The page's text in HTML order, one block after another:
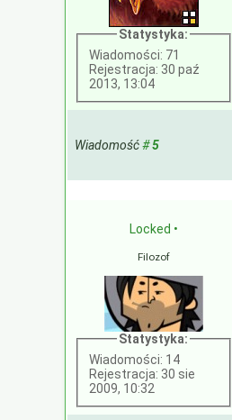
Statystyka:
Wiadomości: 71
Rejestracja: 30 paź
2013, 13:04
Wiadomość#5
Locked •
Filozof
Statystyka:
Wiadomości: 14
Rejestracja: 30 sie
2009, 10:32